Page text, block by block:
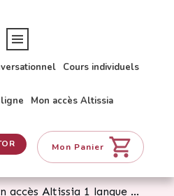
Cours individuels
Mon accès Altissia
Mon Panier
Mon accès Altissia 1 langue 6 mois